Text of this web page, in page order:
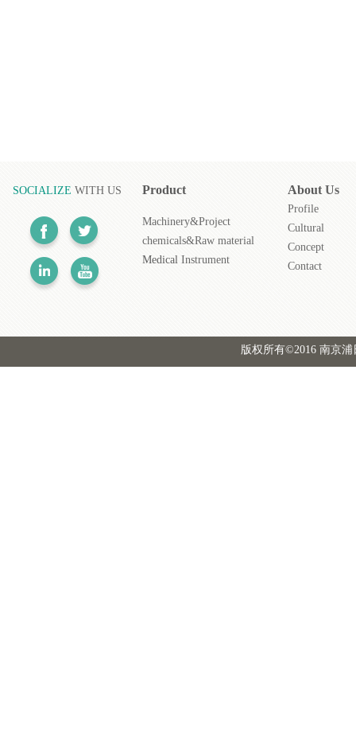
Product
Machinery&Project
chemicals&Raw material
Medical Instrument
SOCIALIZE WITH US About Us
Profile
Cultural
Concept
Contact
版权所有©2016 南京浦